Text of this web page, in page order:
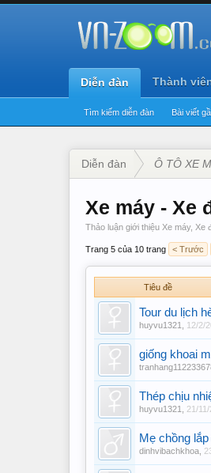
Diễn đàn
Tìm kiếm diễn đàn Bài viết
Thành
Diễn đàn Ô TÔ XE
Xe máy - Xe
Thảo luận giới thiệu Xe máy,
Trang 5 của 10 trang < Trước
Tiêu đề
Tour du lịch
huyvu1321 12/2/
giống khoai
Thép chịu
huyvu1321 21/
Mẹ chồng
dinhvibachkhoa